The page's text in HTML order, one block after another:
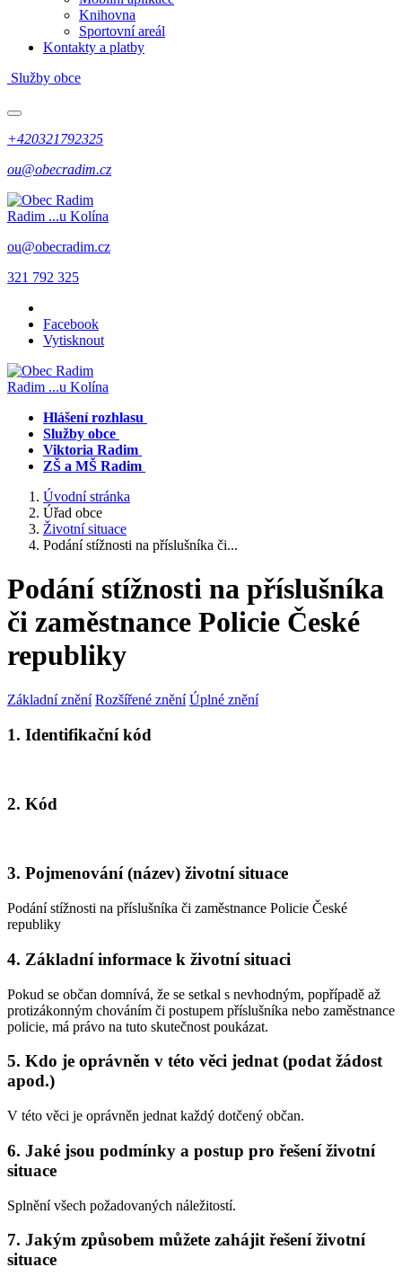
Knihovna
Sportovní areál
Kontakty a platby
Služby obce
+420321792325
ou@obecradim.cz
Radim ...u Kolína
ou@obecradim.cz
321 792 325
Facebook
Vytisknout
Radim ...u Kolína
Hlášení rozhlasu
Služby obce
Viktoria Radim
ZŠ a MŠ Radim
Úvodní stránka
Úřad obce
Životní situace
Podání stížnosti na příslušníka či...
Podání stížnosti na příslušníka
či zaměstnance Policie České
republiky
Základní znění Rozšířené znění Úplné znění
1. Identifikační kód
2. Kód
3. Pojmenování (název) životní situace
Podání stížnosti na příslušníka či zaměstnance Policie České
republiky
4. Základní informace k životní situaci
Pokud se občan domnívá, že se setkal s nevhodným, popřípadě až
protizákonným chováním či postupem příslušníka nebo zaměstnance
policie, má právo na tuto skutečnost poukázat.
5. Kdo je oprávněn v této věci jednat (podat žádost
apod.)
V této věci je oprávněn jednat každý dotčený občan.
6. Jaké jsou podmínky a postup pro řešení životní
situace
Splnění všech požadovaných náležitostí.
7. Jakým způsobem můžete zahájit řešení životní
situace